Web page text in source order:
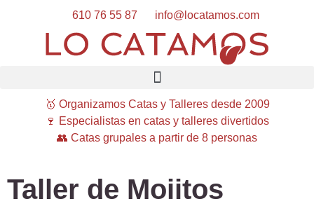
610 76 55 87 info@locatamos.com
🥇 Organizamos Catas y Talleres desde 2009
🍷 Especialistas en catas y talleres divertidos
👥 Catas grupales a partir de 8 personas
Taller de Mojitos